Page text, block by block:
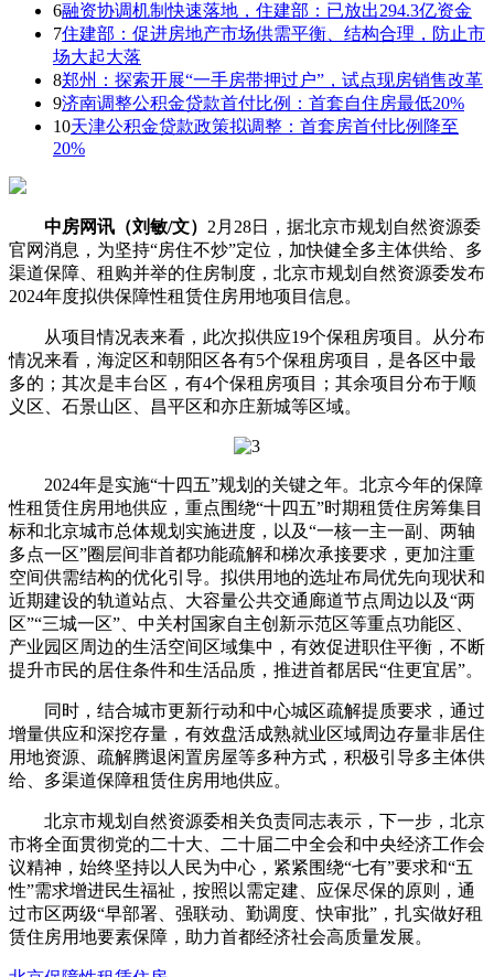
6融资协调机制快速落地，住建部：已放出294.3亿资金
7住建部：促进房地产市场供需平衡、结构合理，防止市
场大起大落
8郑州：探索开展“一手房带押过户”，试点现房销售改革
9济南调整公积金贷款首付比例：首套自住房最低20%
10天津公积金贷款政策拟调整：首套房首付比例降至
20%
中房网讯（刘敏/文） 2月28日，据北京市规划自然资源委
官网消息，为坚持“房住不炒”定位，加快健全多主体供给、多
渠道保障、租购并举的住房制度，北京市规划自然资源委发布
2024年度拟供保障性租赁住房用地项目信息。
从项目情况表来看，此次拟供应19个保租房项目。从分布
情况来看，海淀区和朝阳区各有5个保租房项目，是各区中最
多的；其次是丰台区，有4个保租房项目；其余项目分布于顺
义区、石景山区、昌平区和亦庄新城等区域。
2024年是实施“十四五”规划的关键之年。北京今年的保障
性租赁住房用地供应，重点围绕“十四五”时期租赁住房筹集目
标和北京城市总体规划实施进度，以及“一核一主一副、两轴
多点一区”圈层间非首都功能疏解和梯次承接要求，更加注重
空间供需结构的优化引导。拟供用地的选址布局优先向现状和
近期建设的轨道站点、大容量公共交通廊道节点周边以及“两
区”“三城一区”、中关村国家自主创新示范区等重点功能区、
产业园区周边的生活空间区域集中，有效促进职住平衡，不断
提升市民的居住条件和生活品质，推进首都居民“住更宜居”。
同时，结合城市更新行动和中心城区疏解提质要求，通过
增量供应和深挖存量，有效盘活成熟就业区域周边存量非居住
用地资源、疏解腾退闲置房屋等多种方式，积极引导多主体供
给、多渠道保障租赁住房用地供应。
北京市规划自然资源委相关负责同志表示，下一步，北京
市将全面贯彻党的二十大、二十届二中全会和中央经济工作会
议精神，始终坚持以人民为中心，紧紧围绕“七有”要求和“五
性”需求增进民生福祉，按照以需定建、应保尽保的原则，通
过市区两级“早部署、强联动、勤调度、快审批”，扎实做好租
赁住房用地要素保障，助力首都经济社会高质量发展。